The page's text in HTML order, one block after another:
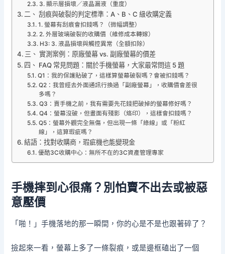
3. 顯示層損壞／液晶漏液（重度）
二、 刮痕與破裂的判定標準：A、B、C 級收購定義
1. 螢幕有刮痕會扣錢嗎？（微幅調整）
2. 外層玻璃破裂的收購價（維修成本轉嫁）
H3: 3. 液晶損壞與觸控異常（全額扣除）
三、 實測案例：原廠螢幕 vs. 副廠螢幕的價差
四、 FAQ 常見問題：關於手機螢幕，大家最常問這 5 題
Q1：我的保護貼破了，這樣算螢幕破裂嗎？會被扣錢嗎？
Q2：我曾經去外面通訊行換過「副廠螢幕」，收購價會差很
多嗎？
Q3：賣手機之前，我有需要先花錢把破掉的螢幕修好嗎？
Q4：螢幕沒破，但畫面有殘影（烙印），這樣會扣錢嗎？
Q5：螢幕外觀完全無傷，但出現一條「綠線」或「粉紅
線」，這算瑕疵嗎？
結語：找對收購商，瑕疵機也能變現金
優酷3C收購中心：無所不在的3C資產管理專家
手機摔到心很痛？別怕賣不出去或被惡
意壓價
「啪！」手機落地的那一瞬間，你的心是不是也跟著碎了？
撿起來一看，螢幕上多了一條裂痕，或是邊框磕出了一個